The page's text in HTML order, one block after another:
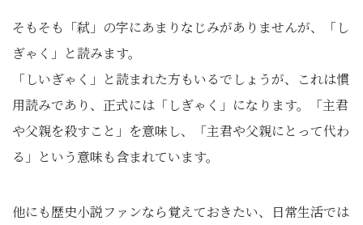
そもそも「弑」の字にあまりなじみがありませんが、「し
ぎゃく」と読みます。
「しいぎゃく」と読まれた方もいるでしょうが、これは慣
用読みであり、正式には「しぎゃく」になります。「主君
や父親を殺すこと」を意味し、「主君や父親にとって代わ
る」という意味も含まれています。
他にも歴史小説ファンなら覚えておきたい、日常生活では